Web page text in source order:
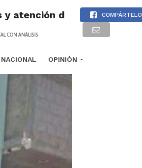
NACIONAL OPINIÓN
y atención denigranteCOMPÁRTELO